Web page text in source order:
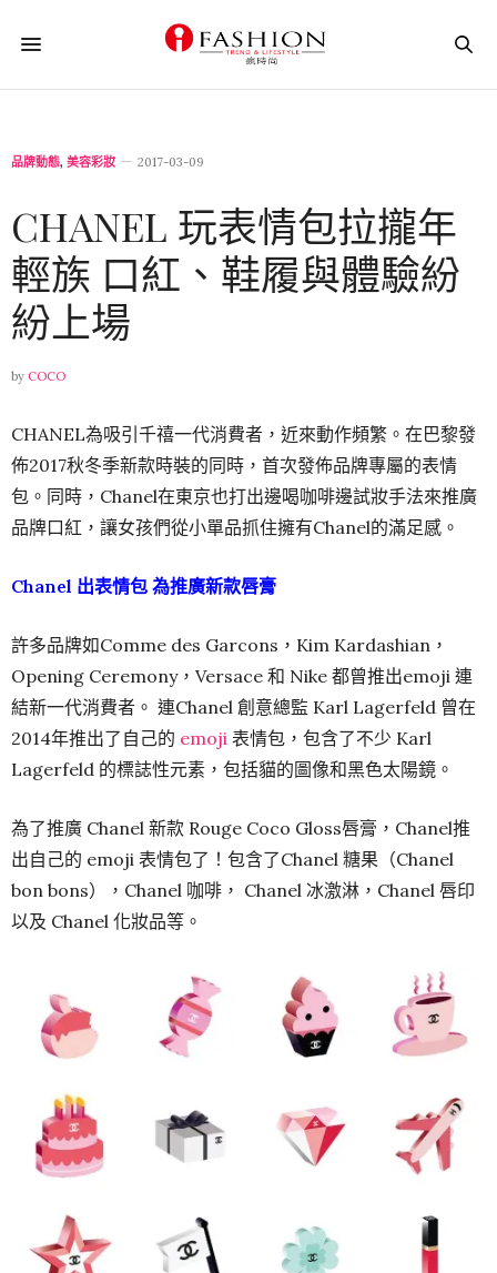
品牌動態, 美容彩妝 2017-03-09
CHANEL 玩表情包拉攏年
輕族 口紅、鞋履與體驗紛
紛上場
by COCO
CHANEL為吸引千禧一代消費者，近來動作頻繁。在巴黎發
佈2017秋冬季新款時裝的同時，首次發佈品牌專屬的表情
包。同時，Chanel在東京也打出邊喝咖啡邊試妝手法來推廣
品牌口紅，讓女孩們從小單品抓住擁有Chanel的滿足感。
Chanel 出表情包 為推廣新款唇膏
許多品牌如Comme des Garcons，Kim Kardashian，
Opening Ceremony，Versace 和 Nike 都曾推出emoji 連
結新一代消費者。 連Chanel 創意總監 Karl Lagerfeld 曾在
2014年推出了自己的 emoji 表情包，包含了不少 Karl
Lagerfeld 的標誌性元素，包括貓的圖像和黑色太陽鏡。
為了推廣 Chanel 新款 Rouge Coco Gloss唇膏，Chanel推
出自己的 emoji 表情包了！包含了Chanel 糖果（Chanel
bon bons），Chanel 咖啡， Chanel 冰激淋，Chanel 唇印
以及 Chanel 化妝品等。